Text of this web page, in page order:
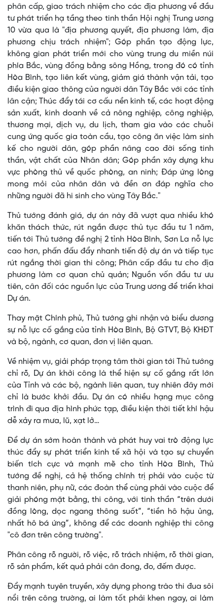
phân cấp, giao trách nhiệm cho các địa phương về đầu
tư phát triển hạ tầng theo tinh thần Hội nghị Trung ương
10 vừa qua là "địa phương quyết, địa phương làm, địa
phương chịu trách nhiệm"; Góp phần tạo động lực,
không gian phát triển mới cho vùng trung du miền núi
phía Bắc, vùng đồng bằng sông Hồng, trong đó có tỉnh
Hòa Bình, tạo liên kết vùng, giảm giá thành vận tải, tạo
điều kiện giao thông của người dân Tây Bắc với các tỉnh
lân cận; Thúc đẩy tái cơ cấu nền kinh tế, các hoạt động
sản xuất, kinh doanh về cả nông nghiệp, công nghiệp,
thương mại, dịch vụ, du lịch, tham gia vào các chuỗi
cung ứng quốc gia toàn cầu, tạo công ăn việc làm sinh
kế cho người dân, góp phần nâng cao đời sống tinh
thần, vật chất của Nhân dân; Góp phần xây dựng khu
vực phòng thủ về quốc phòng, an ninh; Đáp ứng lòng
mong mỏi của nhân dân và đền ơn đáp nghĩa cho
những người đã hi sinh cho vùng Tây Bắc."
Thủ tướng đánh giá, dự án này đã vượt qua nhiều khó
khăn thách thức, rút ngắn được thủ tục đầu tư 1 năm,
tiến tới Thủ tướng đề nghị 2 tỉnh Hòa Bình, Sơn La nỗ lực
cao hơn, phấn đấu đẩy nhanh tiến độ dự án và tiếp tục
rút ngắng thời gian thi công; Phân cấp đầu tư cho địa
phương làm cơ quan chủ quản; Nguồn vốn đầu tư ưu
tiên, cân đối các nguồn lực của Trung ương để triển khai
Dự án.
Thay mặt Chính phủ, Thủ tướng ghi nhận và biểu dương
sự nỗ lực cố gắng của tỉnh Hòa Bình, Bộ GTVT, Bộ KHĐT
và bộ, ngành, cơ quan, đơn vị liên quan.
Về nhiệm vụ, giải pháp trọng tâm thời gian tới Thủ tướng
chỉ rõ, Dự án khởi công là thể hiện sự cố gắng rất lớn
của Tỉnh và các bộ, ngành liên quan, tuy nhiên đây mới
chỉ là bước khởi đầu. Dự án có nhiều hạng mục công
trình đi qua địa hình phức tạp, điều kiện thời tiết khí hậu
dễ xảy ra mưa, lũ, xạt lở…
Để dự án sớm hoàn thành và phát huy vai trò động lực
thúc đẩy sự phát triển kinh tế xã hội và tạo sự chuyển
biến tích cực và mạnh mẽ cho tỉnh Hòa Bình, Thủ
tướng đề nghị, cả hệ thống chính trị phải vào cuộc từ
thanh niên, phụ nữ, các đoàn thể cùng phải vào cuộc để
giải phóng mặt bằng, thi công, với tinh thần “trên dưới
đồng lòng, dọc ngang thông suốt”, “tiền hô hậu ủng,
nhất hô bá ứng”, không để các doanh nghiệp thi công
"cô đơn trên công trường".
Phân công rõ người, rõ việc, rõ trách nhiệm, rõ thời gian,
rõ sản phẩm, kết quả phải cân đong, đo, đếm được.
Đẩy mạnh tuyên truyền, xây dựng phong trào thi đua sôi
nổi trên công trường, ai làm tốt phải khen ngay, ai làm